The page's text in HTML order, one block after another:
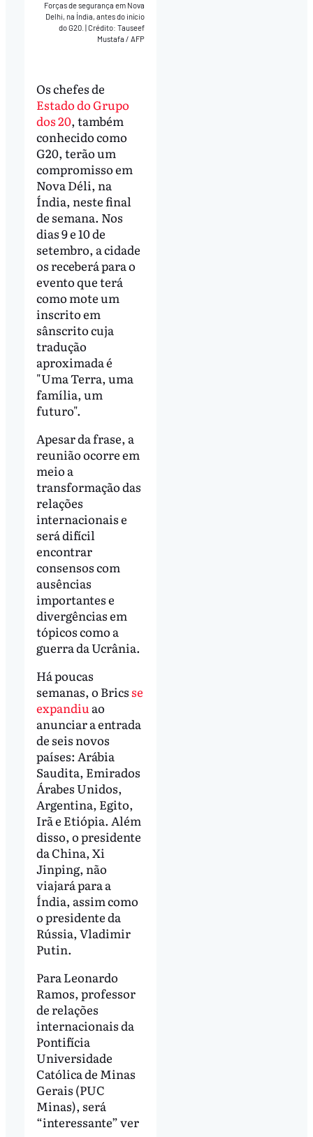
Forças de segurança em Nova
Delhi, na Índia, antes do início
do G20.
Crédito: Tauseef
Mustafa / AFP
Os chefes de
Estado do Grupo
dos 20, também
conhecido como
G20, terão um
compromisso em
Nova Déli, na
Índia, neste final
de semana. Nos
dias 9 e 10 de
setembro, a cidade
os receberá para o
evento que terá
como mote um
inscrito em
sânscrito cuja
tradução
aproximada é
"Uma Terra, uma
família, um
futuro".
Apesar da frase, a
reunião ocorre em
meio a
transformação das
relações
internacionais e
será difícil
encontrar
consensos com
ausências
importantes e
divergências em
tópicos como a
guerra da Ucrânia.
Há poucas
semanas, o Brics se
expandiu ao
anunciar a entrada
de seis novos
países: Arábia
Saudita, Emirados
Árabes Unidos,
Argentina, Egito,
Irã e Etiópia. Além
disso, o presidente
da China, Xi
Jinping, não
viajará para a
Índia, assim como
o presidente da
Rússia, Vladimir
Putin.
Para Leonardo
Ramos, professor
de relações
internacionais da
Pontifícia
Universidade
Católica de Minas
Gerais (PUC
Minas), será
“interessante” ver